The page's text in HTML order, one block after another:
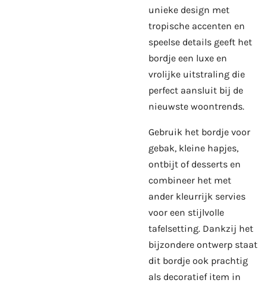
unieke design met
tropische accenten en
speelse details geeft het
bordje een luxe en
vrolijke uitstraling die
perfect aansluit bij de
nieuwste woontrends.
Gebruik het bordje voor
gebak, kleine hapjes,
ontbijt of desserts en
combineer het met
ander kleurrijk servies
voor een stijlvolle
tafelsetting. Dankzij het
bijzondere ontwerp staat
dit bordje ook prachtig
als decoratief item in